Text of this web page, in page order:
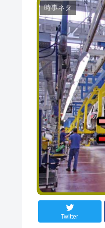
時事ネタ
Twitter